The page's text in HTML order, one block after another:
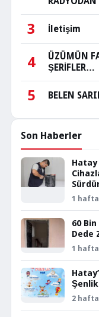
3 İletişim
4
ÜZÜMÜN
ŞERİFLER…
5 BELEN
Son Haberler
1
60
Dede
1
2